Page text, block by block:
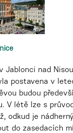
Jablonci nad
postavena v
budou
V létě lze s
odkud je
do zasedacích